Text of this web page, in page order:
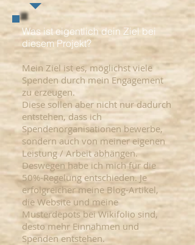
Was ist eigentlich dein Ziel bei
diesem Projekt?
Mein Ziel ist es, möglichst viele
Spenden durch mein Engagement
zu erzeugen.
Diese sollen aber nicht nur dadurch
entstehen, dass ich
Spendenorganisationen bewerbe,
sondern auch von meiner eigenen
Leistung / Arbeit abhängen.
Deswegen habe ich mich für die
50%-Regelung entschieden. Je
erfolgreicher meine Blog-Artikel,
die Website und meine
Musterdepots bei Wikifolio sind,
desto mehr Einnahmen und
Spenden entstehen.